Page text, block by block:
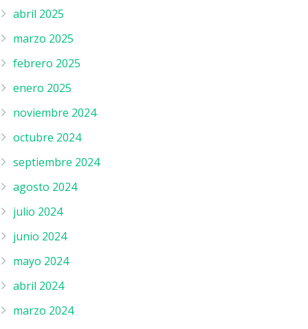
abril 2025
marzo 2025
febrero 2025
enero 2025
noviembre 2024
octubre 2024
septiembre 2024
agosto 2024
julio 2024
junio 2024
mayo 2024
abril 2024
marzo 2024